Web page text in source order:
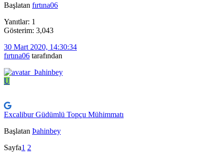
Başlatan fırtına06
Yanıtlar: 1
Gösterim: 3,043
30 Mart 2020, 14:30:34
fırtına06 tarafından
U
Excalibur Güdümlü Topçu Mühimmatı
Başlatan Þahinbey
Sayfa1 2